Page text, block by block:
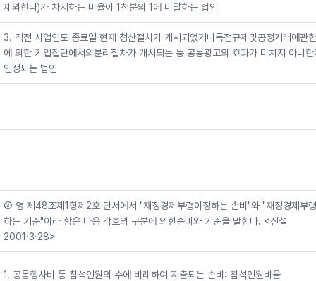
제외한다)가 차지하는 비율이 1천분의 1에 미달하는 법인
3. 직전 사업연도 종료일 현재 청산절차가 개시되었거나독점규제및공정거래에관
에 의한 기업집단에서의분리절차가 개시되는 등 공동광고의 효과가 미치지 아니한
인정되는 법인
③ 영 제48조제1항제2호 단서에서 "재정경제부령이정하는 손비"와 "재정경제부
하는 기준"이라 함은 다음 각호의 구분에 의한손비와 기준을 말한다. <신설
2001·3·28>
1. 공동행사비 등 참석인원의 수에 비례하여 지출되는 손비: 참석인원비율